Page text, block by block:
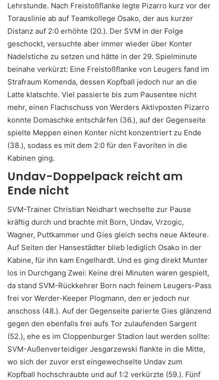
Lehrstunde. Nach Freistoßflanke legte Pizarro kurz vor der
Torauslinie ab auf Teamkollege Osako, der aus kurzer
Distanz auf 2:0 erhöhte (20.). Der SVM in der Folge
geschockt, versuchte aber immer wieder über Konter
Nadelstiche zu setzen und hätte in der 29. Spielminute
beinahe verkürzt: Eine Freistoßflanke von Leugers fand im
Strafraum Komenda, dessen Kopfball jedoch nur an die
Latte klatschte. Viel passierte bis zum Pausentee nicht
mehr, einen Flachschuss von Werders Aktivposten Pizarro
konnte Domaschke entschärfen (36.), auf der Gegenseite
spielte Meppen einen Konter nicht konzentriert zu Ende
(38.), sodass es mit dem 2:0 für den Favoriten in die
Kabinen ging.
Undav-Doppelpack reicht am
Ende nicht
SVM-Trainer Christian Neidhart wechselte zur Pause
kräftig durch und brachte mit Born, Undav, Vrzogic,
Wagner, Puttkammer und Gies gleich sechs neue Akteure.
Auf Seiten der Hansestädter blieb lediglich Osako in der
Kabine, für ihn kam Engelhardt. Und es ging direkt Munter
los in Durchgang Zwei: Keine drei Minuten waren gespielt,
da stand SVM-Rückkehrer Born nach feinem Leugers-Pass
frei vor Werder-Keeper Plogmann, den er jedoch nur
anschoss (48.). Auf der Gegenseite parierte Gies glänzend
gegen den ebenfalls frei aufs Tor zulaufenden Sargent
(52.), ehe es im Cloppenburger Stadion laut werden sollte:
SVM-Außenverteidiger Jesgarzewski flankte in die Mitte,
wo sich der zuvor erst eingewechselte Undav zum
Kopfball hochschraubte und auf 1:2 verkürzte (59.). Fünf